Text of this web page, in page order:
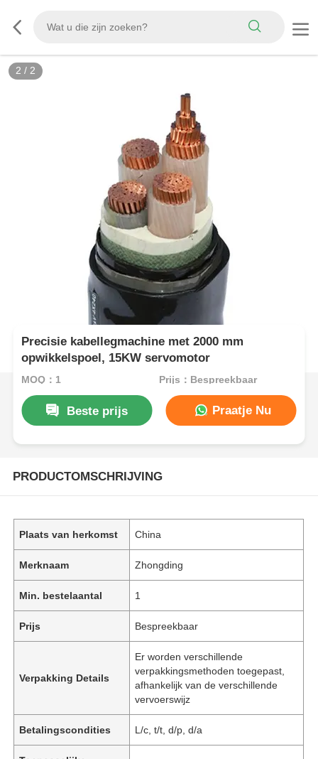
2 / 2
Precisie kabellegmachine met 2000 mm
opwikkelspoel, 15KW servomotor
MOQ：1 Prijs：Bespreekbaar
Beste prijs Praatje Nu
PRODUCTOMSCHRIJVING
Plaats van herkomst China
Merknaam Zhongding
Min. bestelaantal 1
Prijs Bespreekbaar
Verpakking Details
Er worden verschillende
verpakkingsmethoden toegepast,
afhankelijk van de verschillende
vervoerswijz
Betalingscondities L/c, t/t, d/p, d/a